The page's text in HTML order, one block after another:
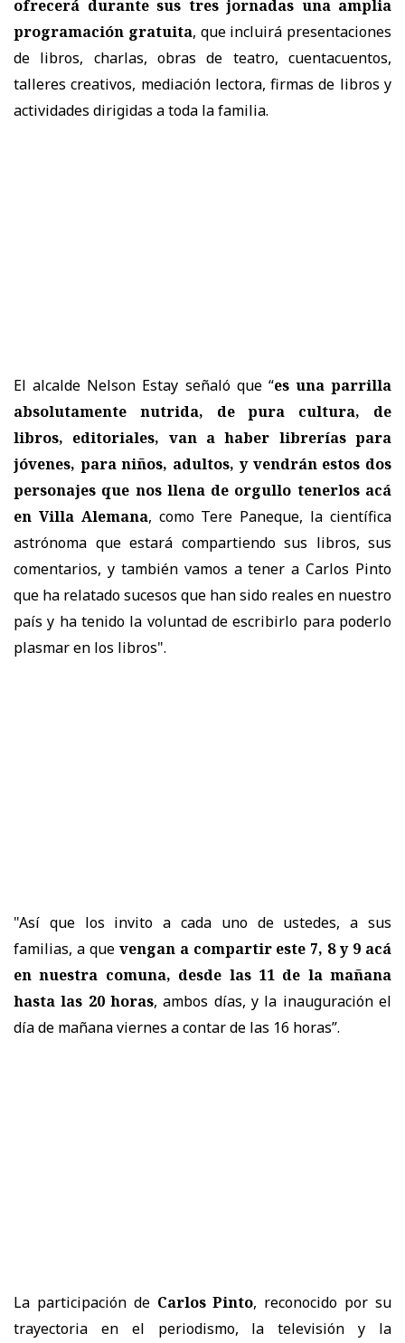
ofrecerá durante sus tres jornadas una amplia
programación gratuita, que incluirá presentaciones
de libros, charlas, obras de teatro, cuentacuentos,
talleres creativos, mediación lectora, firmas de libros y
actividades dirigidas a toda la familia.
El alcalde Nelson Estay señaló que “es una parrilla
absolutamente nutrida, de pura cultura, de
libros, editoriales, van a haber librerías para
jóvenes, para niños, adultos, y vendrán estos dos
personajes que nos llena de orgullo tenerlos acá
en Villa Alemana, como Tere Paneque, la científica
astrónoma que estará compartiendo sus libros, sus
comentarios, y también vamos a tener a Carlos Pinto
que ha relatado sucesos que han sido reales en nuestro
país y ha tenido la voluntad de escribirlo para poderlo
plasmar en los libros".
"Así que los invito a cada uno de ustedes, a sus
familias, a que vengan a compartir este 7, 8 y 9 acá
en nuestra comuna, desde las 11 de la mañana
hasta las 20 horas, ambos días, y la inauguración el
día de mañana viernes a contar de las 16 horas”.
La participación de Carlos Pinto, reconocido por su
trayectoria en el periodismo, la televisión y la